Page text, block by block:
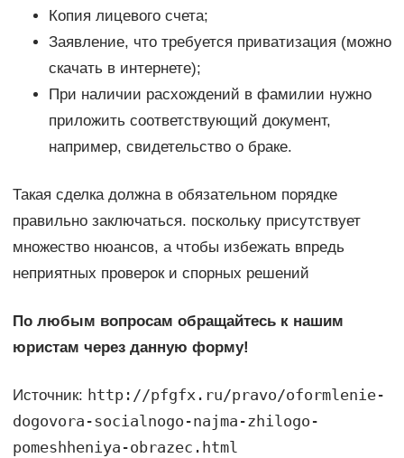
Копия лицевого счета;
Заявление, что требуется приватизация (можно
скачать в интернете);
При наличии расхождений в фамилии нужно
приложить соответствующий документ,
например, свидетельство о браке.
Такая сделка должна в обязательном порядке
правильно заключаться. поскольку присутствует
множество нюансов, а чтобы избежать впредь
неприятных проверок и спорных решений
По любым вопросам обращайтесь к нашим
юристам через данную форму!
Источник: http://pfgfx.ru/pravo/oformlenie-
dogovora-socialnogo-najma-zhilogo-
pomeshheniya-obrazec.html